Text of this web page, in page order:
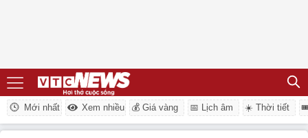
Mới nhất Xem nhiều 💰 Giá vàng 📅 Lịch âm ☀️ Thời tiết